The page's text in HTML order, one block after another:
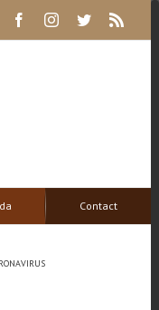
FacebookInstagram
Twitter
Contact